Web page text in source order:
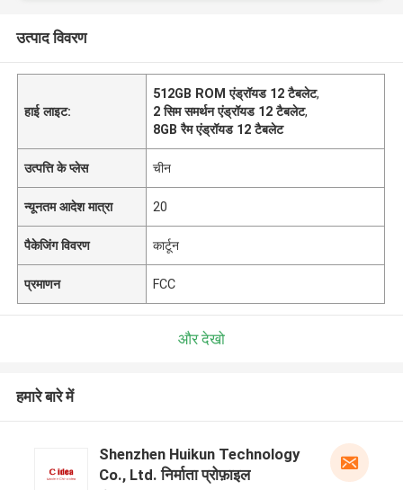
उत्पाद विवरण
हाई लाइट:
512GB ROM एंड्रॉयड 12 टैबलेट,
2 सिम समर्थन एंड्रॉयड 12 टैबलेट,
8GB रैम एंड्रॉयड 12 टैबलेट
उत्पत्ति के प्लेस चीन
न्यूनतम आदेश मात्रा 20
पैकेजिंग विवरण कार्टून
प्रमाणन FCC
और देखो
हमारे बारे में
Shenzhen Huikun Technology
Co., Ltd. निर्माता प्रोफ़ाइल